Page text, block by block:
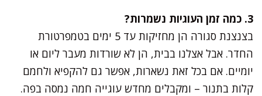
3. כמה זמן העוגיות נשמרות?
בצנצנת סגורה הן מחזיקות עד 5 ימים בטמפרטורת
החדר. אבל אצלנו בבית, הן לא שורדות מעבר ליום או
יומיים. אם בכל זאת נשארות, אפשר גם להקפיא ולחמם
קלות בתנור – ומקבלים מחדש עוגייה חמה נמסה בפה.